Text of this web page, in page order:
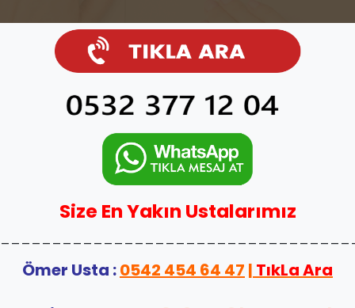
Size En Yakın Ustalarımız
Ömer Usta :0542 454 64 47 | TıkLa Ara